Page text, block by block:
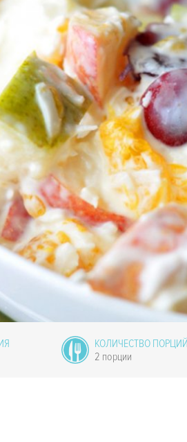
КОЛИЧЕСТВО ПОРЦИЙ
2 порции